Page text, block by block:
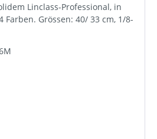
Linclass-Professional, in
Farben. Grössen: 40/ 33 cm, 1/8-